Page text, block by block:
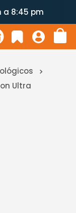
a 8:45 pm
Ultra